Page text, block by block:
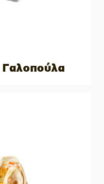
Γαλοπούλα